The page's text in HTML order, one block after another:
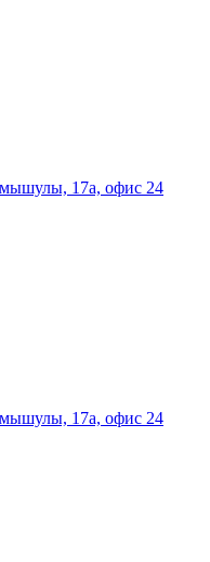
17а, офис 24
17а, офис 24